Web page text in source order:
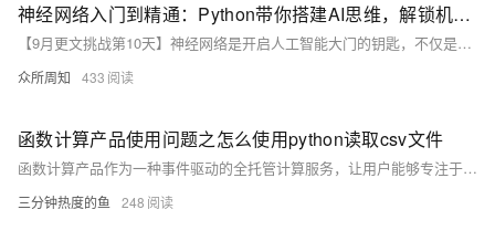
神经网络入门到精通：Python带你搭建AI思维，解锁机器学习的无限可能
【9月更文挑战第10天】神经网络是开启人工智能大门的钥匙，不仅是一种技术，更是模仿人脑思考的奇迹。本文从基础概念入手，通过Python和TensorFlow搭建手写数字识别的神经网络，逐步解析数据加载、模型定义、训练及评估的全过程。随着学习深入，我们将探索深度神经网络、卷积神经网络等高级话题，并掌握优化模型性能的方法。通过不断实践，你将能构建自己的AI系统，解锁机器学习的无限潜能。
众所周知 433
函数计算产品使用问题之怎么使用python读取csv文件
函数计算产品作为一种事件驱动的全托管计算服务，让用户能够专注于业务逻辑的编写，而无需关心底层服务器的管理与运维。你可以有效地利用函数计算产品来支撑各类应用场景，从简单的数据处理到复杂的业务逻辑，实现快速、高效、低成本的云上部署与运维。以下是一些关于使用函数计算产品的合集和要点，帮助你更好地理解和应用这一服务。
三分钟热度的鱼 248